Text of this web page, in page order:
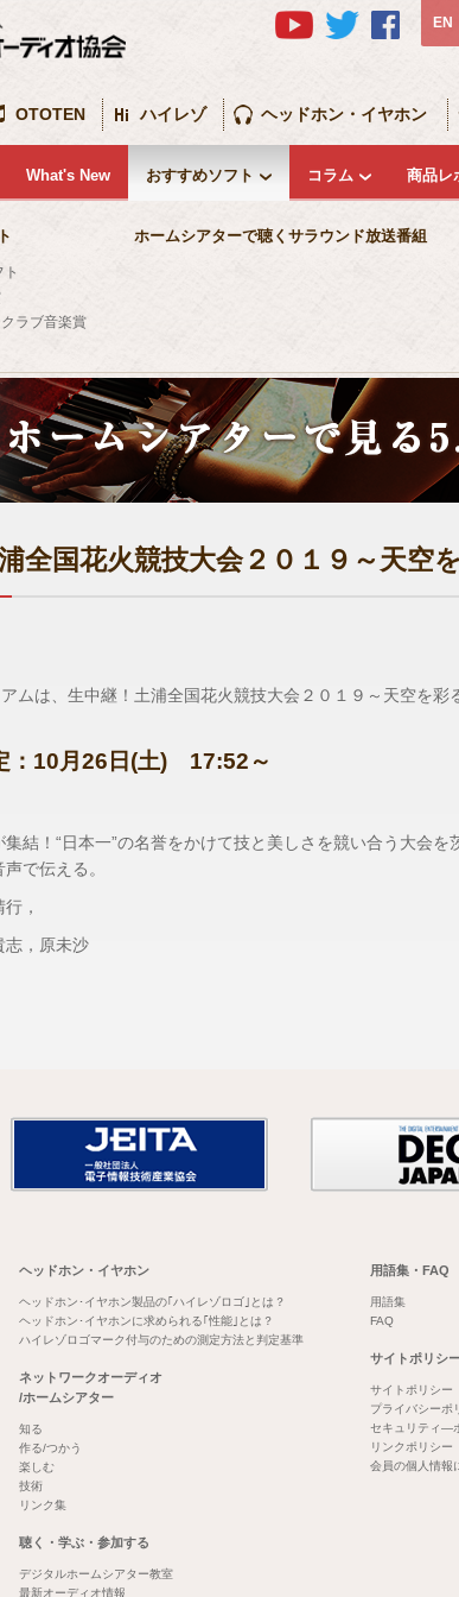
EN
What's New おすすめソフト
ラブ音楽賞
ホームシアターで聴くサラウンド放送番組
コラム 商品レ
OTOTEN ハイレゾ ヘッドホン・イヤホン
全国花火競技大会２０１９～天空
ムは、生中継！土浦全国花火競技大会２０１９～天空を
：10月26日(土) 17:52～
結！“日本一”の名誉をかけて技と美しさを競い合う大会
で伝える。
，
志，原未沙
ヘッドホン・イヤホン
ヘッドホン･イヤホン製品の｢ハイレゾロゴ｣とは？
ヘッドホン･イヤホンに求められる｢性能｣とは？
ハイレゾロゴマーク付与のための測定方法と判定基準
ネットワークオーディオ
/ホームシアター
知る
作る/つかう
楽しむ
技術
リンク集
聴く・学ぶ・参加する
デジタルホームシアター教室
最新オーディオ情報
用語集・FAQ
用語集
FAQ
サイトポリシ
サイトポリシー
プライバシーポ
セキュリティ―
リンクポリシー
会員の個人情報